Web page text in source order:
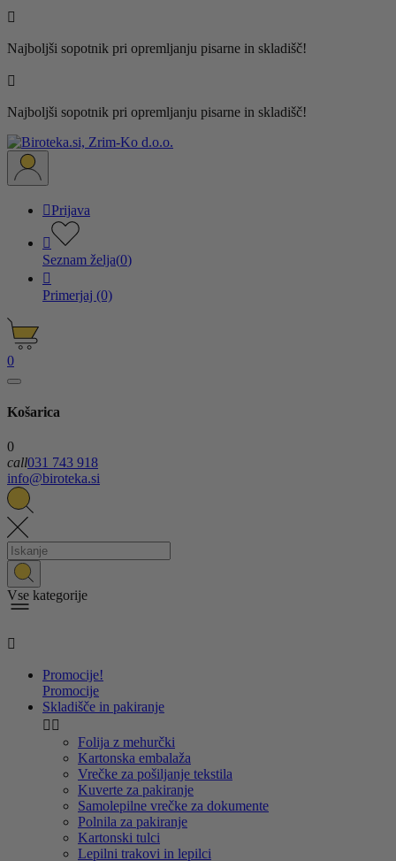

Najboljši sopotnik pri opremljanju pisarne in skladišč!

Najboljši sopotnik pri opremljanju pisarne in skladišč!
Prijava

Seznam želja(0)

Primerjaj (0)
0
Košarica
0
call031 743 918
info@biroteka.si
Vse kategorije

Promocije!
Promocije
Skladišče in pakiranje
 
Folija z mehurčki
Kartonska embalaža
Vrečke za pošiljanje tekstila
Kuverte za pakiranje
Samolepilne vrečke za dokumente
Polnila za pakiranje
Kartonski tulci
Lepilni trakovi in lepilci